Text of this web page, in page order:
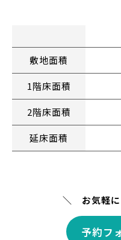
敷地面積
1階床面積
2階床面積
延床面積
＼ お気軽
予約フ